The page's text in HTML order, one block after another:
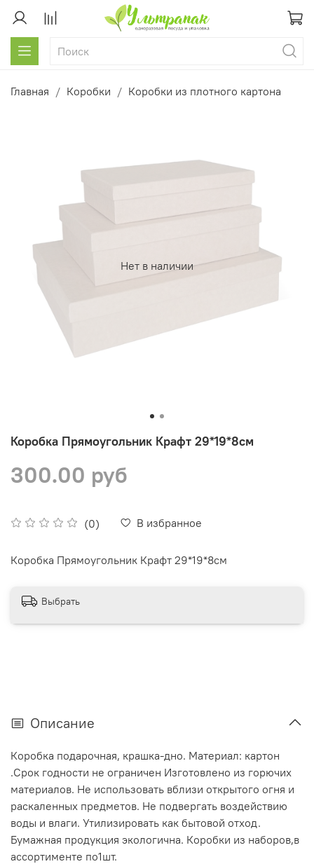
Главная Коробки Коробки из плотного картона
Нет в наличии
Коробка Прямоугольник Крафт 29*19*8см
(0) В избранное
300.00 руб
Коробка Прямоугольник Крафт 29*19*8см
Выбрать
Описание
Коробка подарочная, крашка-дно. Материал: картон
.Срок годности не ограничен Изготовлено из горючих
материалов. Не использовать вблизи открытого огня и
раскаленных предметов. Не подвергать воздействию
воды и влаги. Утилизировать как бытовой отход.
Бумажная продукция экологична. Коробки из наборов,в
ассортименте по1шт.